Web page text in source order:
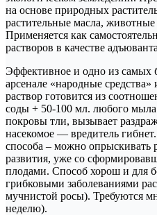
на основе природных
растительные масла,
Применяется как
растворов в качестве
Эффективное и одно из самых
арсенале «народные средства»
раствор готовится из
соды + 50-100 мл. любого
покровы тли, вызывает
насекомое — вредитель
способа – можно опрыскивать
развития, уже со
плодами. Способ хорош и для
грибковыми заболеваниями
мучнистой росы). Требуются
неделю).